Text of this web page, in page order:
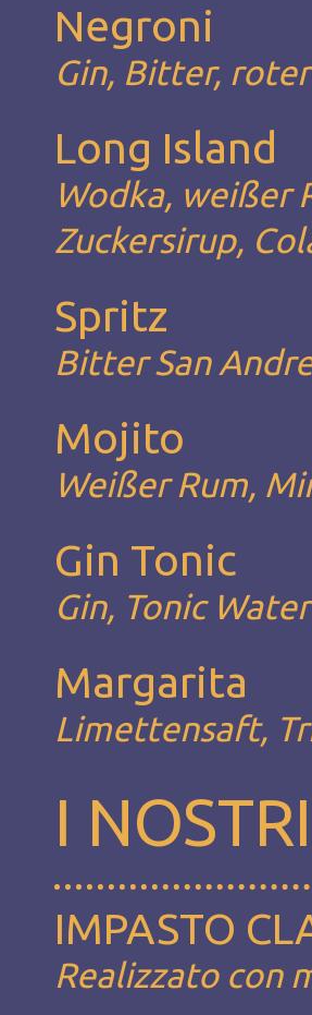
Negroni
Gin, Bitter,
Long Island
Wodka, weißer
Zuckersirup,
Spritz
Bitter San
Mojito
Weißer Rum,
Gin Tonic
Gin, Tonic Water
Margarita
Limettensaft,
I
IMPASTO
Realizzato con